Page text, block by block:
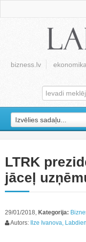
bizness.lv
Izvēlies sadaļu...
LTRK
jāceļ
29/01/2018, Kategorija:
Autors:
Ilze Ivanova,